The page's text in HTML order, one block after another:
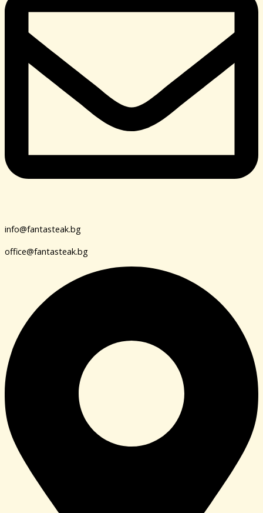
info@fantasteak.bg
office@fantasteak.bg